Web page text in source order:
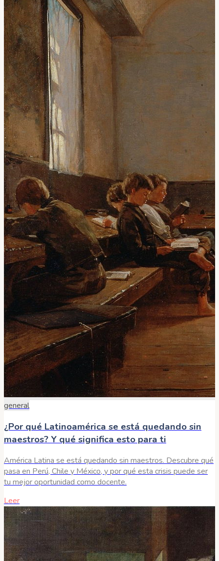
general
¿Por qué Latinoamérica se está quedando sin
maestros? Y qué significa esto para ti
América Latina se está quedando sin maestros. Descubre qué
pasa en Perú, Chile y México, y por qué esta crisis puede ser
tu mejor oportunidad como docente.
Leer